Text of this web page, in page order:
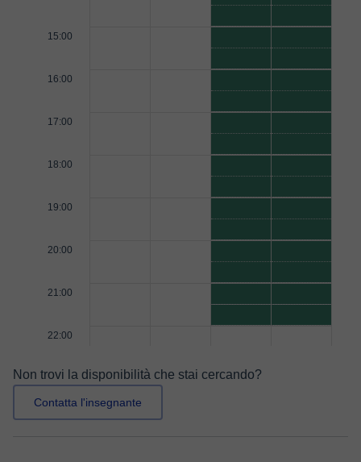
15:00
16:00
17:00
18:00
19:00
20:00
21:00
22:00
Non trovi la disponibilità che stai cercando?
Contatta l'insegnante